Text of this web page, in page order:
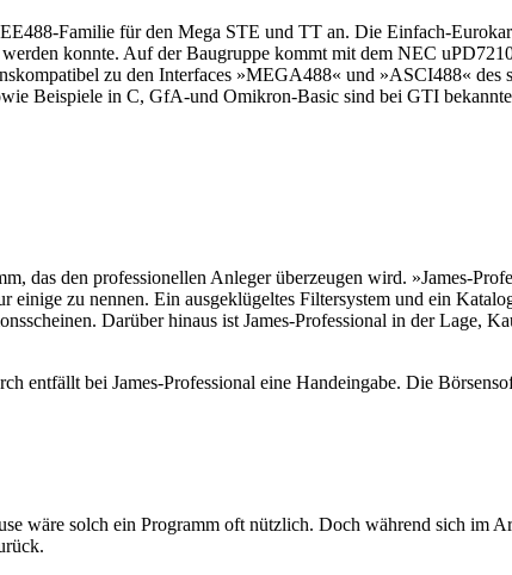
Familie für den Mega STE und TT an. Die Einfach-
konnte. Auf der Baugruppe kommt mit dem NEC
zu den Interfaces »MEGA488« und »ASCI488« des
Beispiele in C, GfA-und Omikron-Basic sind bei GTI
das den professionellen Anleger überzeugen wird. »James-
zu nennen. Ein ausgeklügeltes Filtersystem und ein
Darüber hinaus ist James-Professional in der Lage,
entfällt bei James-Professional eine Handeingabe. Die
wäre solch ein Programm oft nützlich. Doch während sich im